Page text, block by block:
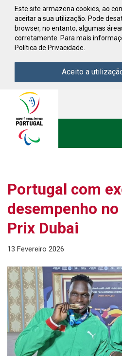
Saltar para conteúdo
Este site armazena cookies, ao
aceitar a sua utilização. Pode
browser, no entanto, algumas
corretamente. Para mais
Política de Privacidade.
Aceito a
Comite
Paralimpico
Portugal
Portugal com
desempenho no
Prix Dubai
13 Fevereiro 2026